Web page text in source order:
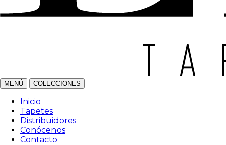
MENÚ COLECCIONES
Inicio
Tapetes
Distribuidores
Conócenos
Contacto